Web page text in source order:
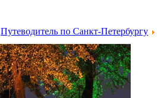
Путеводитель по Санкт-Петербургу